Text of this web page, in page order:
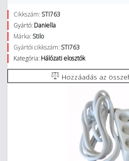
Cikkszám: STI763
Gyártó: Daniella
Márka: Stilo
Gyártói cikkszám: STI763
Kategória: Hálózati elosztók
Hozzáadás az